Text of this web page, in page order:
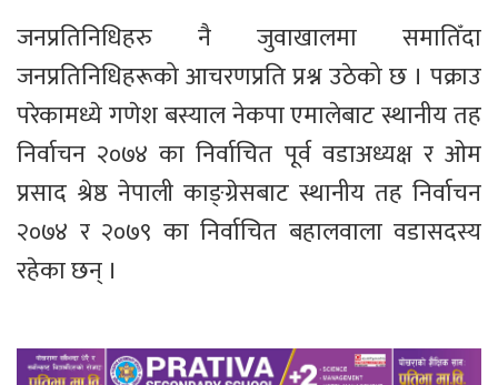
जनप्रतिनिधिहरु नै जुवाखालमा समातिँदा
जनप्रतिनिधिहरूको आचरणप्रति प्रश्न उठेको छ । पक्राउ
परेकामध्ये गणेश बस्याल नेकपा एमालेबाट स्थानीय तह
निर्वाचन २०७४ का निर्वाचित पूर्व वडाअध्यक्ष र ओम
प्रसाद श्रेष्ठ नेपाली काङ्ग्रेसबाट स्थानीय तह निर्वाचन
२०७४ र २०७९ का निर्वाचित बहालवाला वडासदस्य
रहेका छन् ।